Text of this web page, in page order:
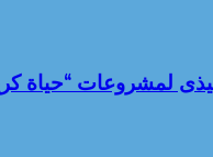
لمشروعات “حياة